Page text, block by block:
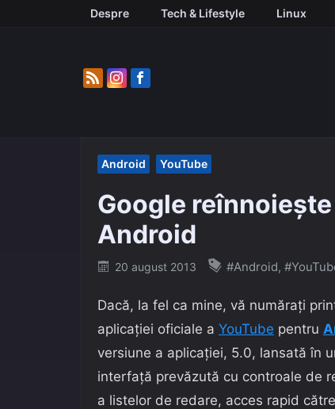
Despre Tech & Lifestyle Linux
Android YouTube
Google
Android
Posted
20 august 2013 #Android,
Dacă, la fel ca mine, vă numărați
aplicației oficiale a YouTube pentru
versiune a aplicației, 5.0, lansată în
interfață prevăzută cu controale de
a listelor de redare, acces rapid